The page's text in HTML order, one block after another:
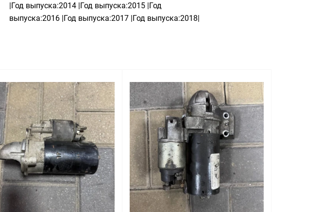
|Год выпуска:2014 |Год выпуска:2015 |Год
выпуска:2016 |Год выпуска:2017 |Год выпуска:2018|